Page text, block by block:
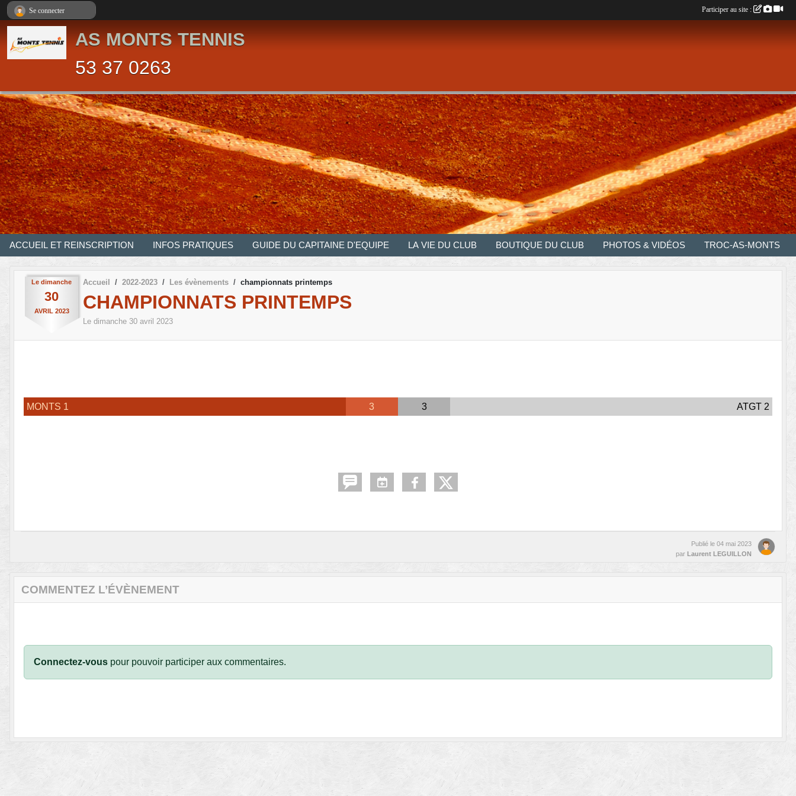
AS MONTS TENNIS
53 37 0263
ACCUEIL ET REINSCRIPTION INFOS PRATIQUES GUIDE DU CAPITAINE D'EQUIPE LA VIE DU CLUB BOUTIQUE DU CLUB PHOTOS & VIDÉOS TROC-AS-MONTS
Le dimanche
30
AVRIL 2023
Accueil 2022-2023 Les évènements championnats printemps
CHAMPIONNATS PRINTEMPS
Le dimanche 30 avril 2023
MONTS 1 3 3 ATGT 2
Publié le 04 mai 2023
par Laurent LEGUILLON
COMMENTEZ L’ÉVÈNEMENT
Connectez-vous pour pouvoir participer aux commentaires.
Se connecter Participer au site :
Panneau de gestion des cookies